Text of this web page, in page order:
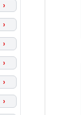
›
›
›
›
›
›